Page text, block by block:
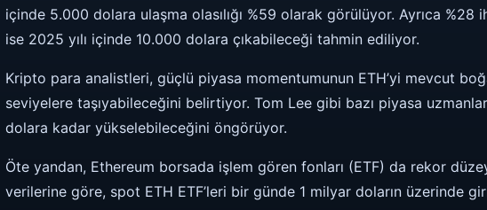
içinde 5.000 dolara ulaşma olasılığı %59 olarak görülüyor. Ayrıca
ise 2025 yılı içinde 10.000 dolara çıkabileceği tahmin ediliyor.
Kripto para analistleri, güçlü piyasa momentumunun ETH’yi mevcut
seviyelere taşıyabileceğini belirtiyor. Tom Lee gibi bazı piyasa
dolara kadar yükselebileceğini öngörüyor.
Öte yandan, Ethereum borsada işlem gören fonları (ETF) da rekor
verilerine göre, spot ETH ETF’leri bir günde 1 milyar doların üzerinde